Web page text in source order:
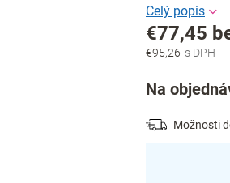
€95,26
€77,45
Jednotková
Na
Možnosti